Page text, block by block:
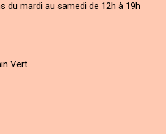
du mardi au samedi de 12h à 19h
Vert